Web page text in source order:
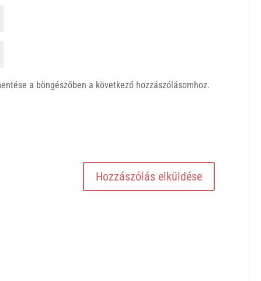
a böngészőben a következő hozzászólásomhoz.